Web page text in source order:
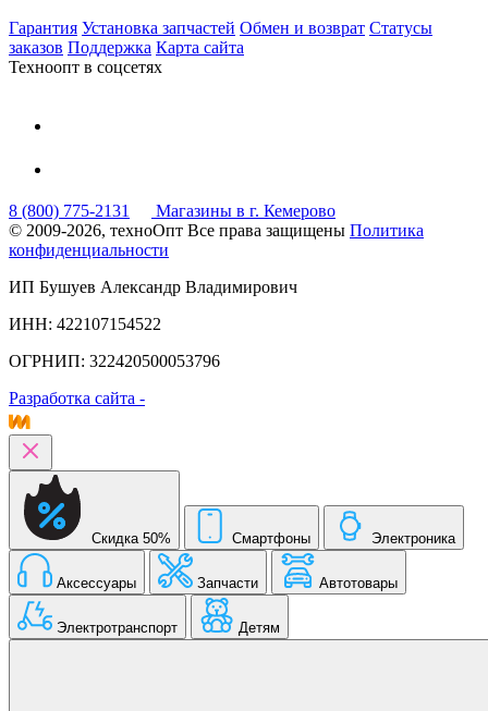
Гарантия Установка запчастей Обмен и возврат Статусы
заказов Поддержка Карта сайта
Техноопт в соцсетях
8 (800) 775-2131
Магазины в г. Кемерово
© 2009-2026, техноОпт Все права защищены Политика
конфиденциальности
ИП Бушуев Александр Владимирович
ИНН: 422107154522
ОГРНИП: 322420500053796
Разработка сайта -
Скидка 50% Смартфоны Электроника
Аксессуары Запчасти Автотовары
Электротранспорт Детям